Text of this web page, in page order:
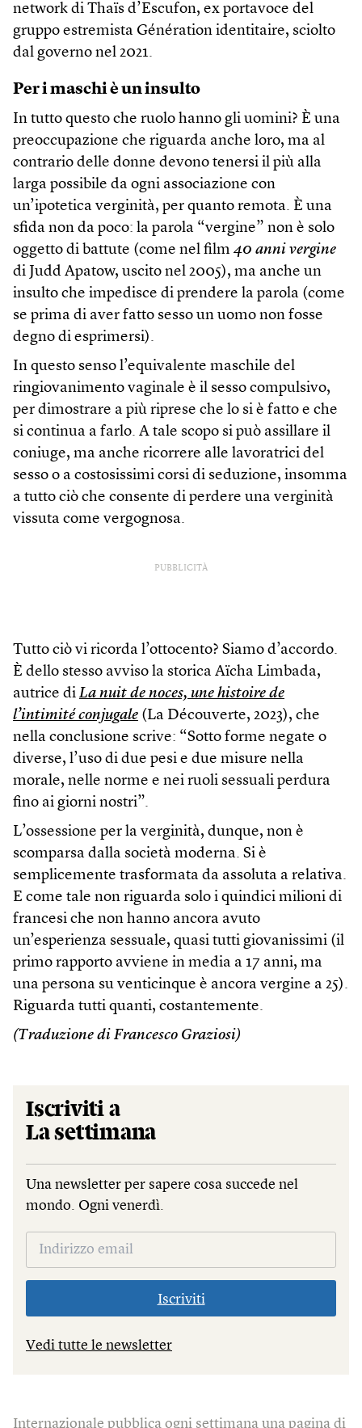
network di Thaïs d’Escufon, ex portavoce del
gruppo estremista Génération identitaire, sciolto
dal governo nel 2021.
Per i maschi è un insulto
In tutto questo che ruolo hanno gli uomini? È una
preoccupazione che riguarda anche loro, ma al
contrario delle donne devono tenersi il più alla
larga possibile da ogni associazione con
un’ipotetica verginità, per quanto remota. È una
sfida non da poco: la parola “vergine” non è solo
oggetto di battute (come nel film 40 anni vergine
di Judd Apatow, uscito nel 2005), ma anche un
insulto che impedisce di prendere la parola (come
se prima di aver fatto sesso un uomo non fosse
degno di esprimersi).
In questo senso l’equivalente maschile del
ringiovanimento vaginale è il sesso compulsivo,
per dimostrare a più riprese che lo si è fatto e che
si continua a farlo. A tale scopo si può assillare il
coniuge, ma anche ricorrere alle lavoratrici del
sesso o a costosissimi corsi di seduzione, insomma
a tutto ciò che consente di perdere una verginità
vissuta come vergognosa.
PUBBLICITÀ
Tutto ciò vi ricorda l’ottocento? Siamo d’accordo.
È dello stesso avviso la storica Aïcha Limbada,
autrice di La nuit de noces, une histoire de
l’intimité conjugale (La Découverte, 2023), che
nella conclusione scrive: “Sotto forme negate o
diverse, l’uso di due pesi e due misure nella
morale, nelle norme e nei ruoli sessuali perdura
fino ai giorni nostri”.
L’ossessione per la verginità, dunque, non è
scomparsa dalla società moderna. Si è
semplicemente trasformata da assoluta a relativa.
E come tale non riguarda solo i quindici milioni di
francesi che non hanno ancora avuto
un’esperienza sessuale, quasi tutti giovanissimi (il
primo rapporto avviene in media a 17 anni, ma
una persona su venticinque è ancora vergine a 25).
Riguarda tutti quanti, costantemente.
(Traduzione di Francesco Graziosi)
Iscriviti a
La settimana
Una newsletter per sapere cosa succede nel
mondo. Ogni venerdì.
Iscriviti
Vedi tutte le newsletter
Internazionale pubblica ogni settimana una pagina di